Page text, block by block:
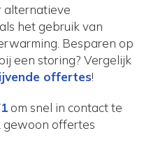
alternatieve
het gebruik van
Besparen op
een storing? Vergelijk
offertes!
om snel in contact te
gewoon offertes